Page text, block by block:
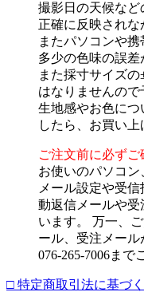
撮影日の天候な
正確に反映されな
またパソコンや
多少の色味の誤差
また採寸サイズ
はなりませんので
生地感やお色につ
したら、お買い上
ご注文前に必ず
お使いのパソコ
メール設定や受
動返信メールや
います。 万一、
ール、受注メー
076-265-7006まで
□ 特定商取引法に基づ